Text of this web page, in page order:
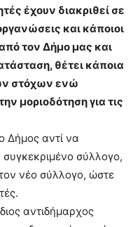
έχουν διακριθεί σε
και κάποιοι
τον Δήμο μας και
θέτει κάποια
στόχων ενώ
μοριοδότηση για τις
Δήμος αντί να
συγκεκριμένο σύλλογο,
νέο σύλλογο, ώστε
αντιδήμαρχος